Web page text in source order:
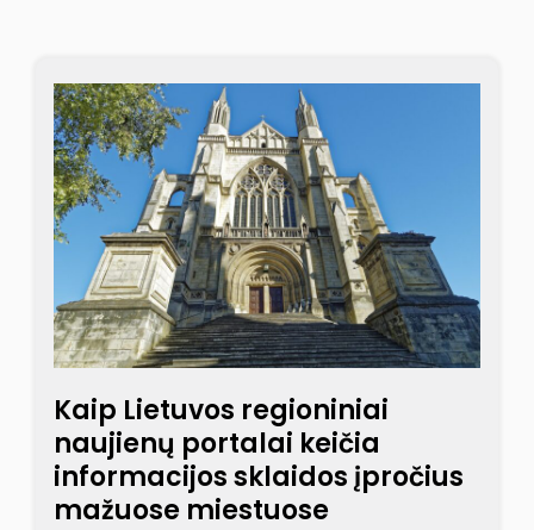
Kaip Lietuvos regioniniai
naujienų portalai keičia
informacijos sklaidos įpročius
mažuose miestuose